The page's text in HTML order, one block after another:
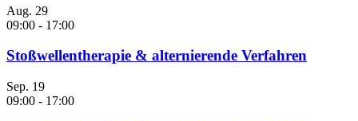
Aug. 29
09:00 - 17:00
Stoßwellentherapie & alternierende Verfahren
Sep. 19
09:00 - 17:00